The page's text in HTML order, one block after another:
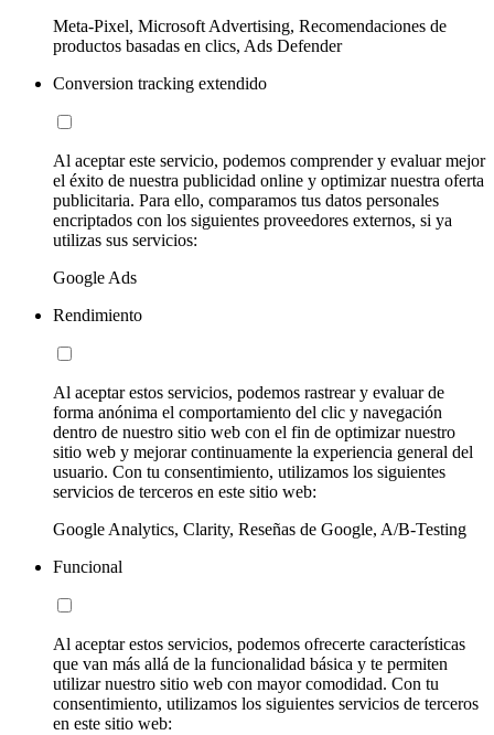
Meta-Pixel, Microsoft Advertising, Recomendaciones de
productos basadas en clics, Ads Defender
Conversion tracking extendido
Al aceptar este servicio, podemos comprender y evaluar mejor
el éxito de nuestra publicidad online y optimizar nuestra oferta
publicitaria. Para ello, comparamos tus datos personales
encriptados con los siguientes proveedores externos, si ya
utilizas sus servicios:
Google Ads
Rendimiento
Al aceptar estos servicios, podemos rastrear y evaluar de
forma anónima el comportamiento del clic y navegación
dentro de nuestro sitio web con el fin de optimizar nuestro
sitio web y mejorar continuamente la experiencia general del
usuario. Con tu consentimiento, utilizamos los siguientes
servicios de terceros en este sitio web:
Google Analytics, Clarity, Reseñas de Google, A/B-Testing
Funcional
Al aceptar estos servicios, podemos ofrecerte características
que van más allá de la funcionalidad básica y te permiten
utilizar nuestro sitio web con mayor comodidad. Con tu
consentimiento, utilizamos los siguientes servicios de terceros
en este sitio web: